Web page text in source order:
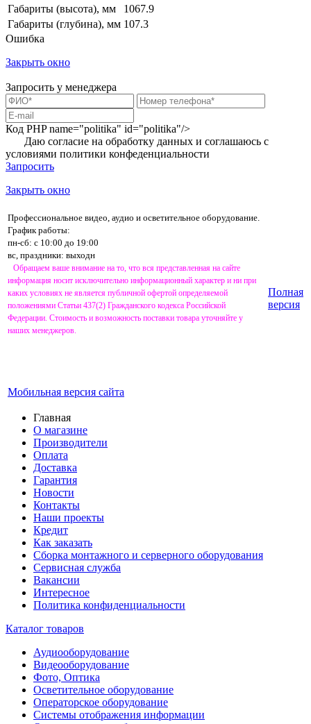
Габариты (высота), мм
1067.9
Габариты (глубина), мм 107.3
Ошибка
Закрыть окно
Запросить у менеджера
Код PHPname="politika" id="politika"/>
Даю согласие на обработку данных и соглашаюсь с
условиями политики конфеденциальности
Запросить
Закрыть окно
Профессиональное видео, аудио и осветительное оборудование.
График работы:
пн-сб: с 10:00 до 19:00
вс, праздники: выходн
Обращаем ваше внимание на то, что вся представленная на сайте
информация носит исключительно информационный характер и ни при
каких условиях не является публичной офертой определяемой
положениями Статьи 437(2) Гражданского кодекса Российской
Федерации. Стоимость и возможность поставки товара уточняйте у
наших менеджеров.
Мобильная версия сайта
Полная
версия
Главная
О магазине
Производители
Оплата
Доставка
Гарантия
Новости
Контакты
Наши проекты
Кредит
Как заказать
Сборка монтажного и серверного оборудования
Сервисная служба
Вакансии
Интересное
Политика конфиденциальности
Каталог товаров
Аудиооборудование
Видеооборудование
Фото, Оптика
Осветительное оборудование
Операторское оборудование
Системы отображения информации